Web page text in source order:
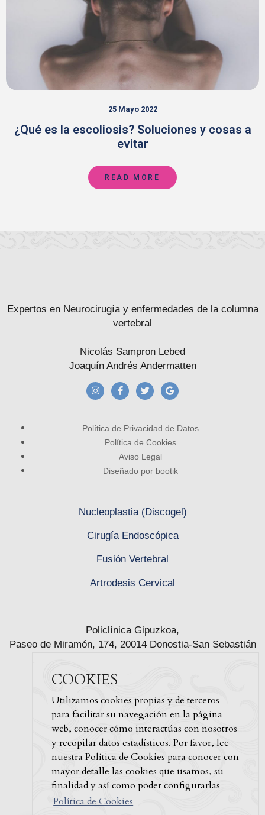
COOKIES
Utilizamos cookies propias y de terceros
para facilitar su navegación en la página
web, conocer cómo interactúas con nosotros
y recopilar datos estadísticos. Por favor, lee
nuestra Política de Cookies para conocer con
mayor detalle las cookies que usamos, su
finalidad y así como poder configurarlas
Política de Cookies
25 Mayo 2022
¿Qué es la escoliosis? Soluciones y cosas a
evitar
READ MORE
Expertos en Neurocirugía y enfermedades de la columna
vertebral
Nicolás Sampron Lebed
Joaquín Andrés Andermatten
Política de Privacidad de Datos
Política de Cookies
Aviso Legal
Diseñado por bootik
Nucleoplastia (Discogel)
Cirugía Endoscópica
Fusión Vertebral
Artrodesis Cervical
Policlínica Gipuzkoa,
Paseo de Miramón, 174, 20014 Donostia-San Sebastián
Appointment Form